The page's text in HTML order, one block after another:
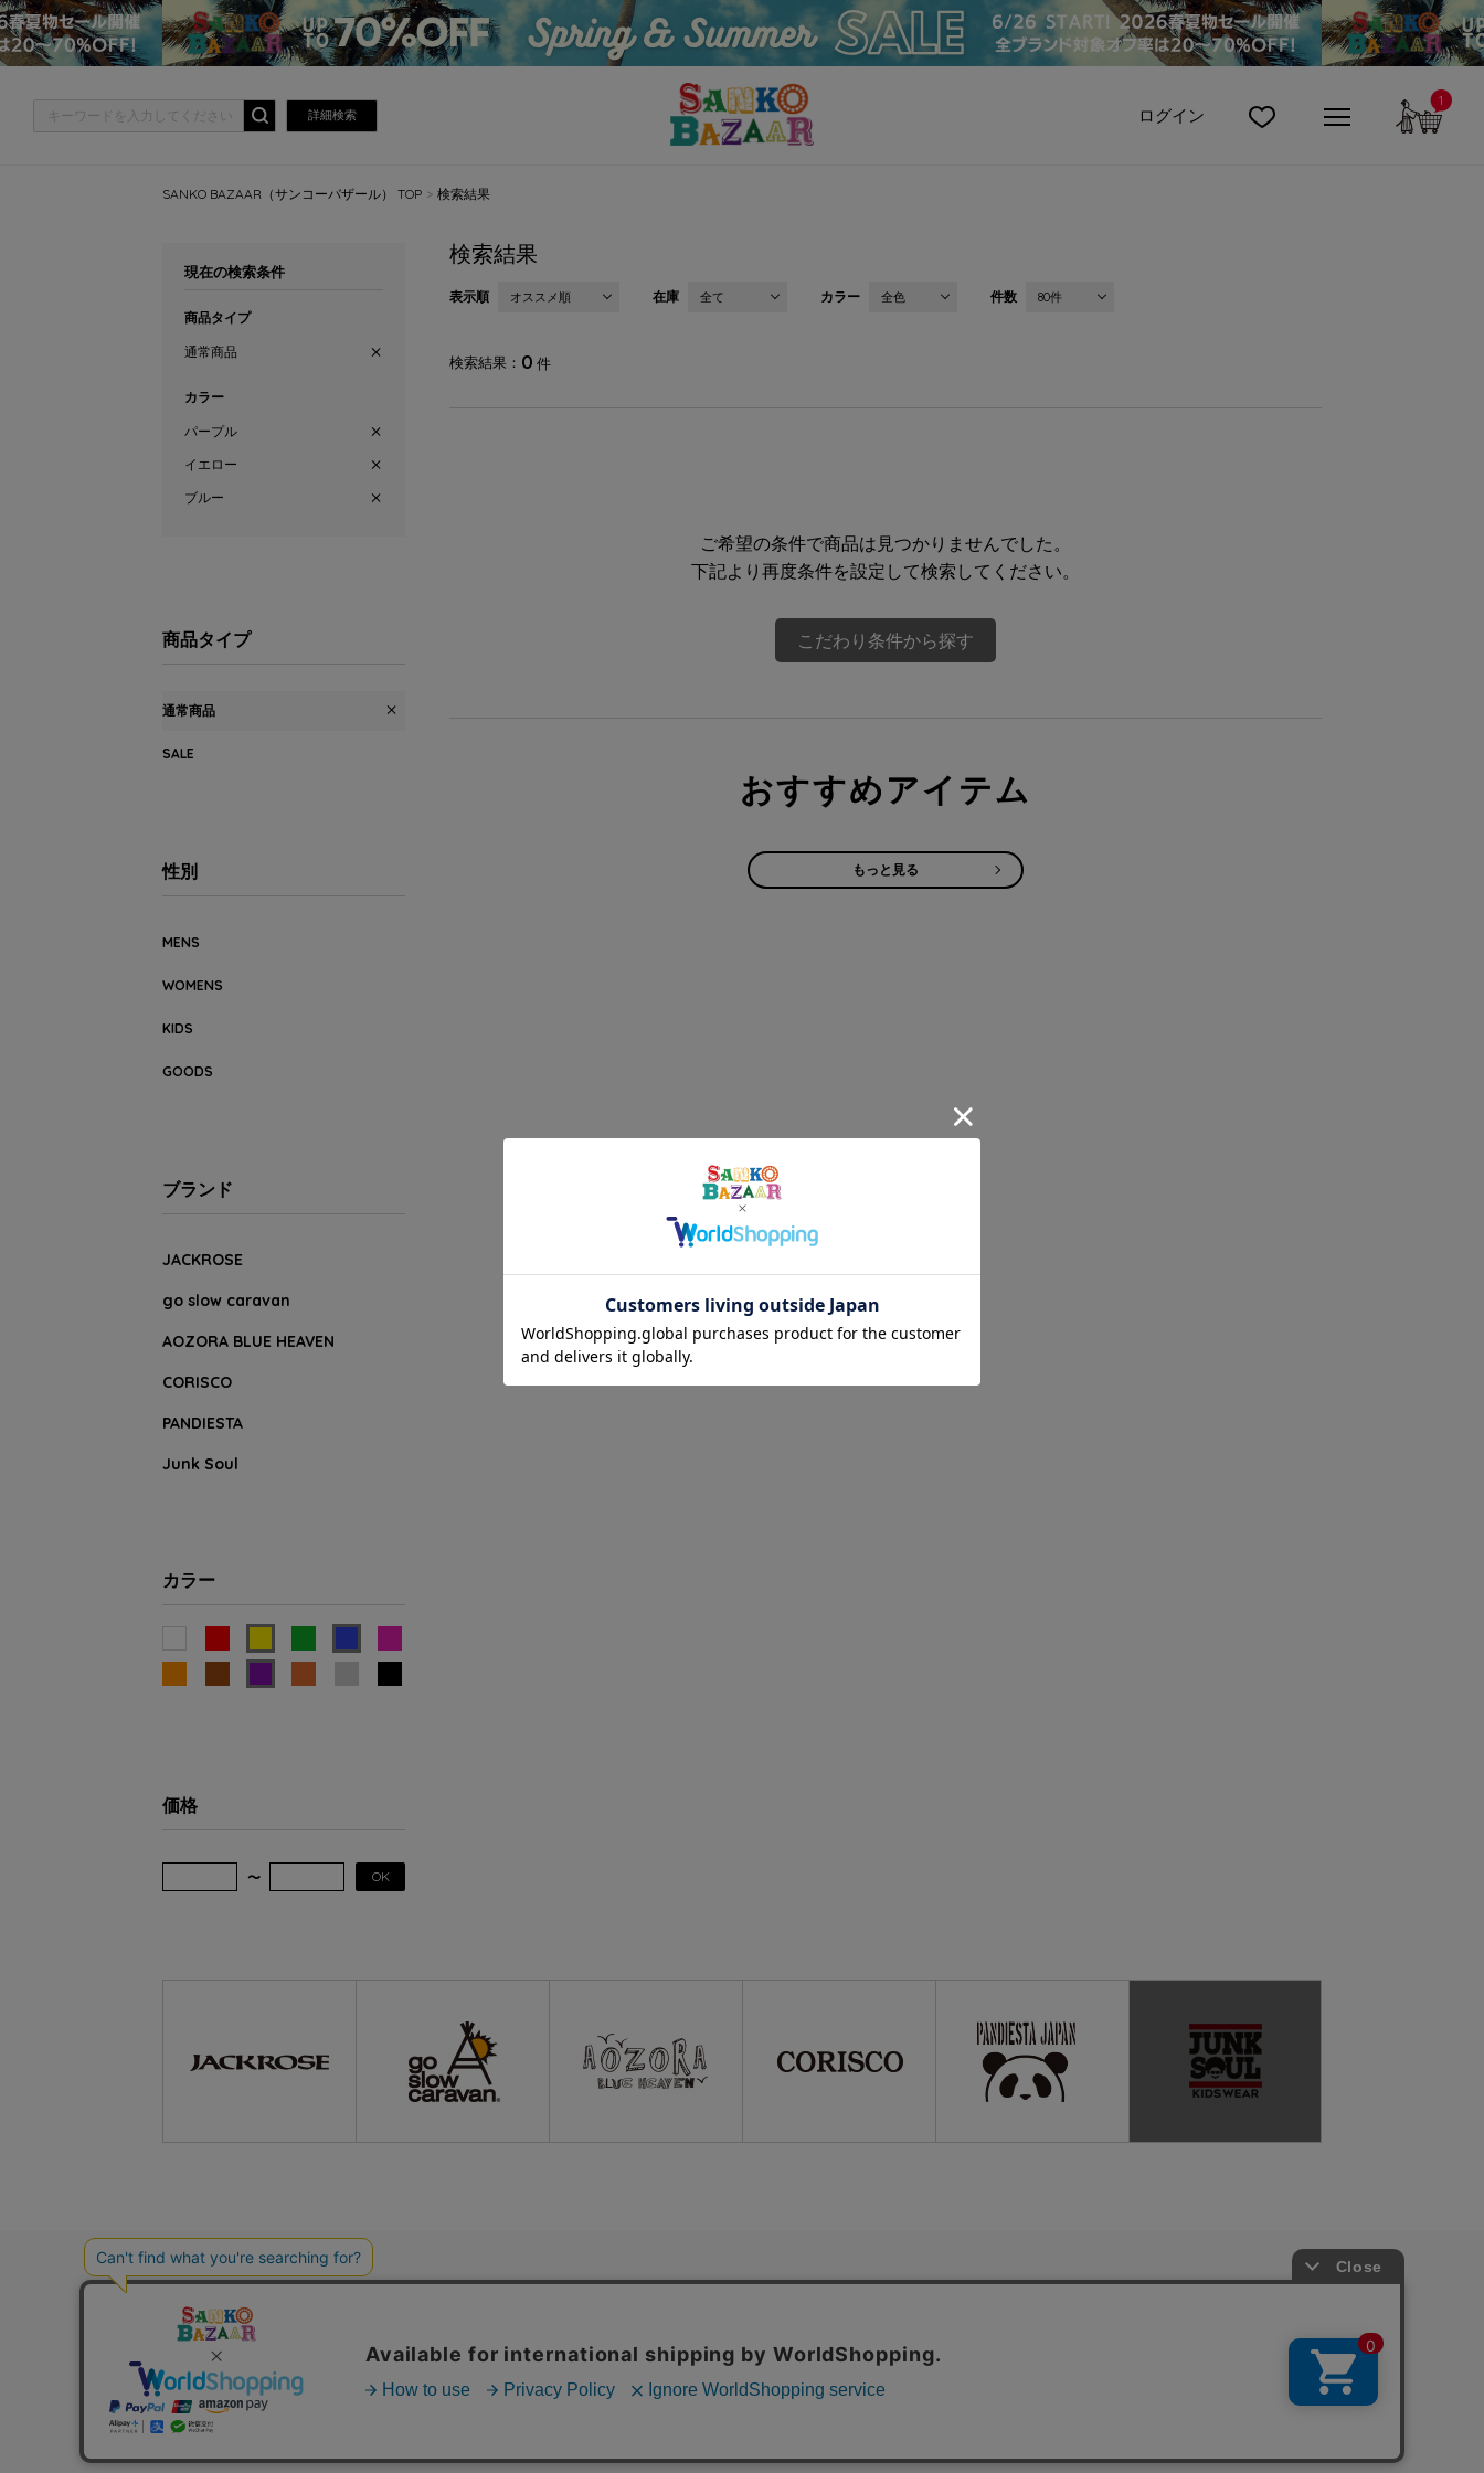
詳細検索 ログイン
1 カー
SANKO BAZAAR（サンコーバザール） TOP 検索結果
検索結果
表示順 オススメ順 在庫 全て カラー 全色 件数 80件
検索結果 0 件
ご希望の条件で商品は見つかりませんでした。
下記より再度条件を設定して検索してください。
こだわり条件から探す
おすすめアイテム
もっと見る
現在の検索条件
商品タイプ
通常商品
カラー
パープル
イエロー
ブルー
商品タイプ
通常商品
SALE
性別
MENS
WOMENS
KIDS
GOODS
ブランド
JACKROSE
go slow caravan
AOZORA BLUE HEAVEN
CORISCO
PANDIESTA
Junk Soul
カラー
価格
OK